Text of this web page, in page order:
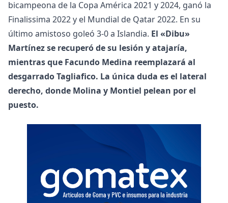
bicampeona de la Copa América 2021 y 2024, ganó la
Finalissima 2022 y el Mundial de Qatar 2022. En su
último amistoso goleó 3-0 a Islandia. El «Dibu»
Martínez se recuperó de su lesión y atajaría,
mientras que Facundo Medina reemplazará al
desgarrado Tagliafico. La única duda es el lateral
derecho, donde Molina y Montiel pelean por el
puesto.